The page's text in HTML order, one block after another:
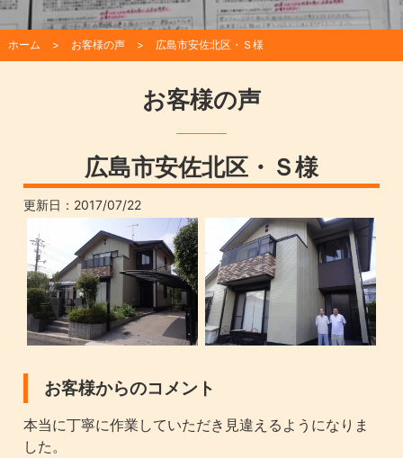
ホーム お客様の声 広島市安佐北区・Ｓ様
お客様の声
広島市安佐北区・Ｓ様
更新日： 2017/07/22
お客様からのコメント
本当に丁寧に作業していただき見違えるようになりま
した。